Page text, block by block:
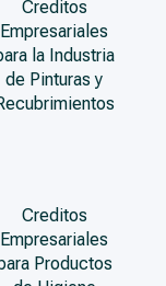
Creditos
Empresariales
la Industria
de Pinturas y
Creditos
Empresariales
Productos